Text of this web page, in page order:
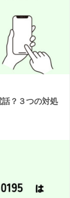
？３つの対処